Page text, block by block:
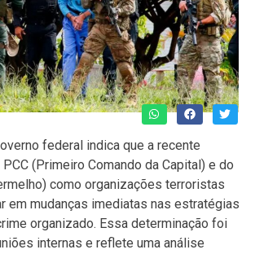
federal indica que a recente
(Primeiro Comando da Capital) e do
como organizações terroristas
em mudanças imediatas nas estratégias
organizado. Essa determinação foi
internas e reflete uma análise